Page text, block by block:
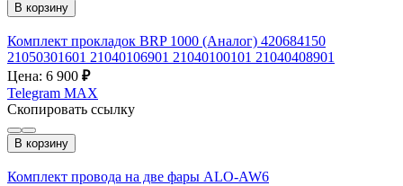
В корзину
Комплект прокладок BRP 1000 (Аналог) 420684150
21050301601 21040106901 21040100101 21040408901
Цена: 6 900 ₽
Telegram MAX
Скопировать ссылку
В корзину
Комплект провода на две фары ALO-AW6